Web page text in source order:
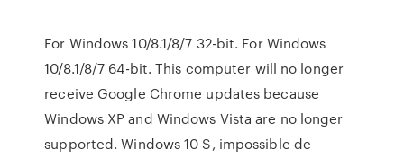
For Windows 10/8.1/8/7 32-bit. For Windows
10/8.1/8/7 64-bit. This computer will no longer
receive Google Chrome updates because
Windows XP and Windows Vista are no longer
supported. Windows 10 S, impossible de